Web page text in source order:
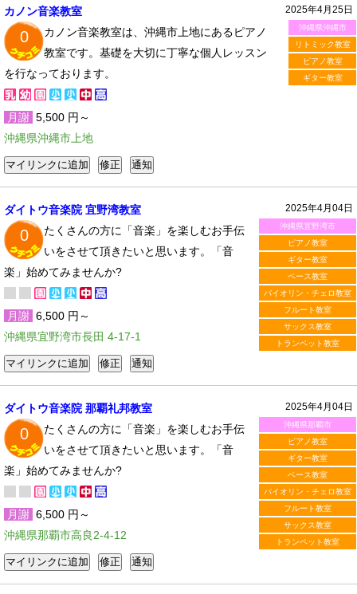
2025年4月25日
沖縄県沖縄市
リトミック教室
ピアノ教室
ギター教室
カノン音楽教室
0
カノン音楽教室は、沖縄市上地にあるピアノ
教室です。基礎を大切に丁寧な個人レッスン
を行なっております。
月謝 5,500 円～
沖縄県沖縄市上地
2025年4月04日
沖縄県宜野湾市
ピアノ教室
ギター教室
ベース教室
バイオリン・チェロ教室
フルート教室
サックス教室
トランペット教室
ダイトウ音楽院 宜野湾教室
0
たくさんの方に「音楽」を楽しむお手伝
いをさせて頂きたいと思います。「音
楽」始めてみませんか?
月謝 6,500 円～
沖縄県宜野湾市長田 4-17-1
2025年4月04日
沖縄県那覇市
ピアノ教室
ギター教室
ベース教室
バイオリン・チェロ教室
フルート教室
サックス教室
トランペット教室
ダイトウ音楽院 那覇礼邦教室
0
たくさんの方に「音楽」を楽しむお手伝
いをさせて頂きたいと思います。「音
楽」始めてみませんか?
月謝 6,500 円～
沖縄県那覇市高良2-4-12